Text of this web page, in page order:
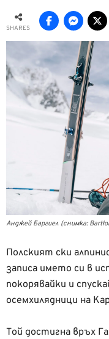
SHARES
Анджей Баргиел (снимка:
Полският ски
записа името си в
покорявайки и
осемхилядници на
Той достигна връх